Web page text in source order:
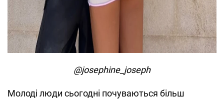
@josephine_joseph
Молоді люди сьогодні почуваються більш